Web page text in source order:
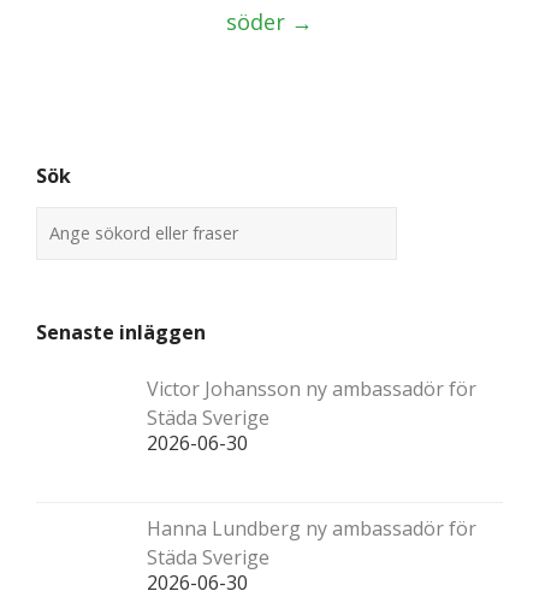
söder →
Sök
Senaste inläggen
Victor Johansson ny ambassadör för
Städa Sverige
2026-06-30
Hanna Lundberg ny ambassadör för
Städa Sverige
2026-06-30